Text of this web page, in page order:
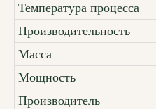
Температура процесса
Производительность
Масса
Мощность
Производитель